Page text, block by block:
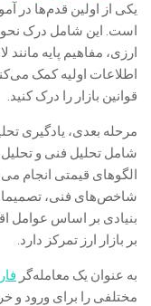
یکی از اولین قدم‌ها در
است. این شامل درک نحوه
ارزی، مفاهیم پایه
اطلاعات اولیه کمک
قوانین بازار را درک کنید.
مرحله بعدی، یادگیری
شامل تحلیل فنی و تحلیل
الگوهای قیمتی انجام
شاخص‌های فنی،
بنیادی بر اساس عوامل
بر بازار ارز تمرکز دارد.
به عنوان یک معامله‌گر
مختلفی را برای ورود و